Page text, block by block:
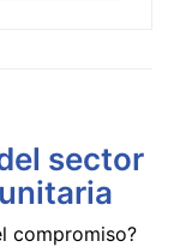
sector
compromiso?